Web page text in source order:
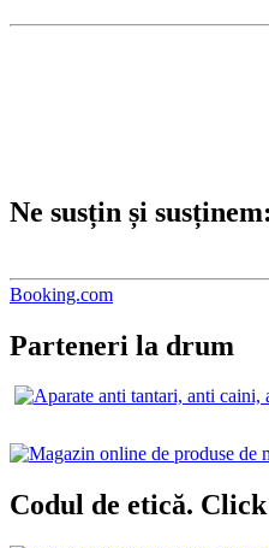
Parteneri la drum
Codul de etică.